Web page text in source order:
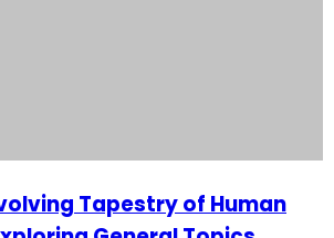
Tapestry of Human